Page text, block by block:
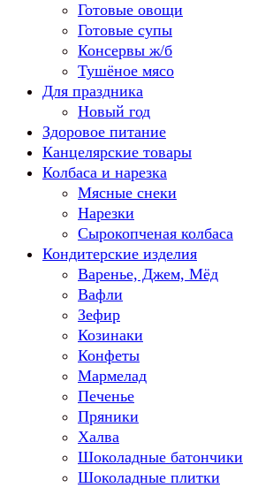
Готовые овощи
Готовые супы
Консервы ж/б
Тушёное мясо
Для праздника
Новый год
Здоровое питание
Канцелярские товары
Колбаса и нарезка
Мясные снеки
Нарезки
Сырокопченая колбаса
Кондитерские изделия
Варенье, Джем, Мёд
Вафли
Зефир
Козинаки
Конфеты
Мармелад
Печенье
Пряники
Халва
Шоколадные батончики
Шоколадные плитки